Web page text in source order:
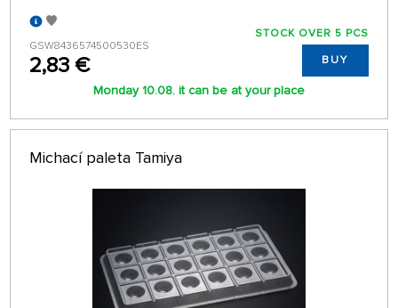
GSW8436574500530ES
2,83 €
STOCK OVER 5 PCS
BUY
Monday 10.08. it can be at your place
Michací paleta Tamiya